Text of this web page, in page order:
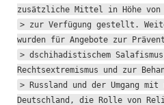
zusätzliche Mittel in Höhe
> zur Verfügung gestellt.
wurden für Angebote zur
> dschihadistischem
Rechtsextremismus und zur
> Russland und der Umgang
Deutschland, die Rolle von